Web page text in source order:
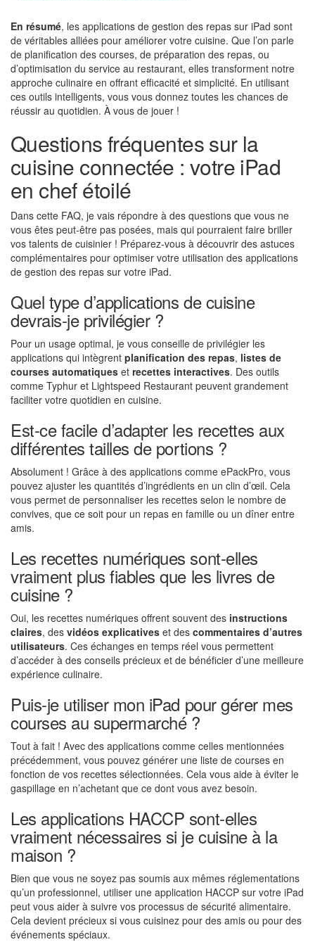
En résumé, les applications de gestion des repas sur iPad sont
de véritables alliées pour améliorer votre cuisine. Que l’on parle
de planification des courses, de préparation des repas, ou
d’optimisation du service au restaurant, elles transforment notre
approche culinaire en offrant efficacité et simplicité. En utilisant
ces outils intelligents, vous vous donnez toutes les chances de
réussir au quotidien. À vous de jouer !
Questions fréquentes sur la
cuisine connectée : votre iPad
en chef étoilé
Dans cette FAQ, je vais répondre à des questions que vous ne
vous êtes peut-être pas posées, mais qui pourraient faire briller
vos talents de cuisinier ! Préparez-vous à découvrir des astuces
complémentaires pour optimiser votre utilisation des applications
de gestion des repas sur votre iPad.
Quel type d’applications de cuisine
devrais-je privilégier ?
Pour un usage optimal, je vous conseille de privilégier les
applications qui intègrent planification des repas, listes de
courses automatiques et recettes interactives. Des outils
comme Typhur et Lightspeed Restaurant peuvent grandement
faciliter votre quotidien en cuisine.
Est-ce facile d’adapter les recettes aux
différentes tailles de portions ?
Absolument ! Grâce à des applications comme ePackPro, vous
pouvez ajuster les quantités d’ingrédients en un clin d’œil. Cela
vous permet de personnaliser les recettes selon le nombre de
convives, que ce soit pour un repas en famille ou un dîner entre
amis.
Les recettes numériques sont-elles
vraiment plus fiables que les livres de
cuisine ?
Oui, les recettes numériques offrent souvent des instructions
claires, des vidéos explicatives et des commentaires d’autres
utilisateurs. Ces échanges en temps réel vous permettent
d’accéder à des conseils précieux et de bénéficier d’une meilleure
expérience culinaire.
Puis-je utiliser mon iPad pour gérer mes
courses au supermarché ?
Tout à fait ! Avec des applications comme celles mentionnées
précédemment, vous pouvez générer une liste de courses en
fonction de vos recettes sélectionnées. Cela vous aide à éviter le
gaspillage en n’achetant que ce dont vous avez besoin.
Les applications HACCP sont-elles
vraiment nécessaires si je cuisine à la
maison ?
Bien que vous ne soyez pas soumis aux mêmes réglementations
qu’un professionnel, utiliser une application HACCP sur votre iPad
peut vous aider à suivre vos processus de sécurité alimentaire.
Cela devient précieux si vous cuisinez pour des amis ou pour des
événements spéciaux.